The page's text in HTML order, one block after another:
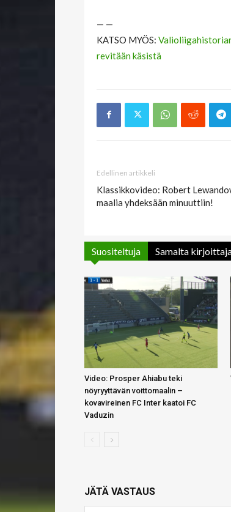
— —
KATSO MYÖS:
revitään käsistä
Edellinen artikkeli
Klassikkovideo: Robert
maalia yhdeksään minuuttiin!
Suositeltuja Samalta
Video: Prosper Ahiabu teki
nöyryyttävän voittomaalin –
kovavireinen FC Inter kaatoi FC
Vaduzin
JÄTÄ VASTAUS